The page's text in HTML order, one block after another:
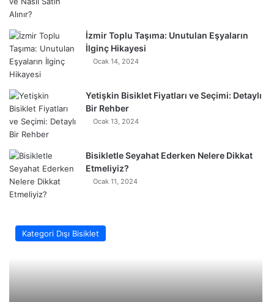
İzmir Toplu Taşıma: Unutulan Eşyaların
İlginç Hikayesi
Ocak 14, 2024
Yetişkin Bisiklet Fiyatları ve Seçimi: Detaylı
Bir Rehber
Ocak 13, 2024
Bisikletle Seyahat Ederken Nelere Dikkat
Etmeliyiz?
Ocak 11, 2024
Kategori Dışı Bisiklet